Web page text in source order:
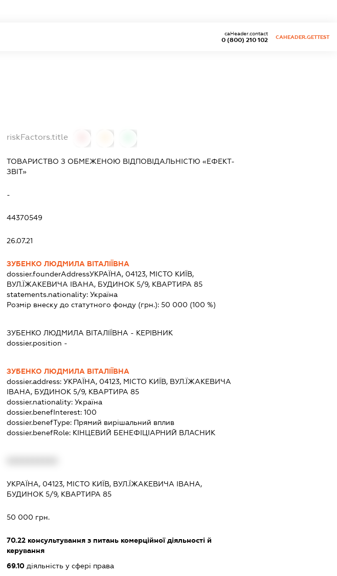
0 (800) 210 102
caHeader.contact
CAHEADER.GETTEST
riskFactors.title
ТОВАРИСТВО З ОБМЕЖЕНОЮ ВІДПОВІДАЛЬНІСТЮ «ЕФЕКТ-
ЗВІТ»
-
44370549
26.07.21
ЗУБЕНКО ЛЮДМИЛА ВІТАЛІЇВНА
dossier.founderAddressУКРАЇНА, 04123, МІСТО КИЇВ,
ВУЛ.ЇЖАКЕВИЧА ІВАНА, БУДИНОК 5/9, КВАРТИРА 85
statements.nationality: Україна
Розмір внеску до статутного фонду (грн.): 50 000 (100 %)
ЗУБЕНКО ЛЮДМИЛА ВІТАЛІЇВНА - КЕРІВНИК
dossier.position -
ЗУБЕНКО ЛЮДМИЛА ВІТАЛІЇВНА
dossier.address: УКРАЇНА, 04123, МІСТО КИЇВ, ВУЛ.ЇЖАКЕВИЧА
ІВАНА, БУДИНОК 5/9, КВАРТИРА 85
dossier.nationality: Україна
dossier.benefInterest: 100
dossier.benefType: Прямий вирішальний вплив
dossier.benefRole: КІНЦЕВИЙ БЕНЕФІЦІАРНИЙ ВЛАСНИК
УКРАЇНА, 04123, МІСТО КИЇВ, ВУЛ.ЇЖАКЕВИЧА ІВАНА,
БУДИНОК 5/9, КВАРТИРА 85
50 000 грн.
70.22консультування з питань комерційної діяльності й
керування
69.10діяльність у сфері права